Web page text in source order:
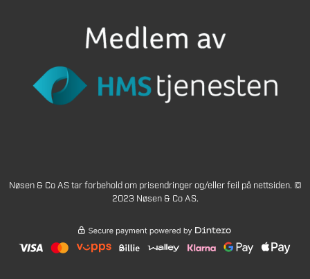
Nøsen & Co AS tar forbehold om prisendringer og/eller feil på nettsiden. ©
2023 Nøsen & Co AS.